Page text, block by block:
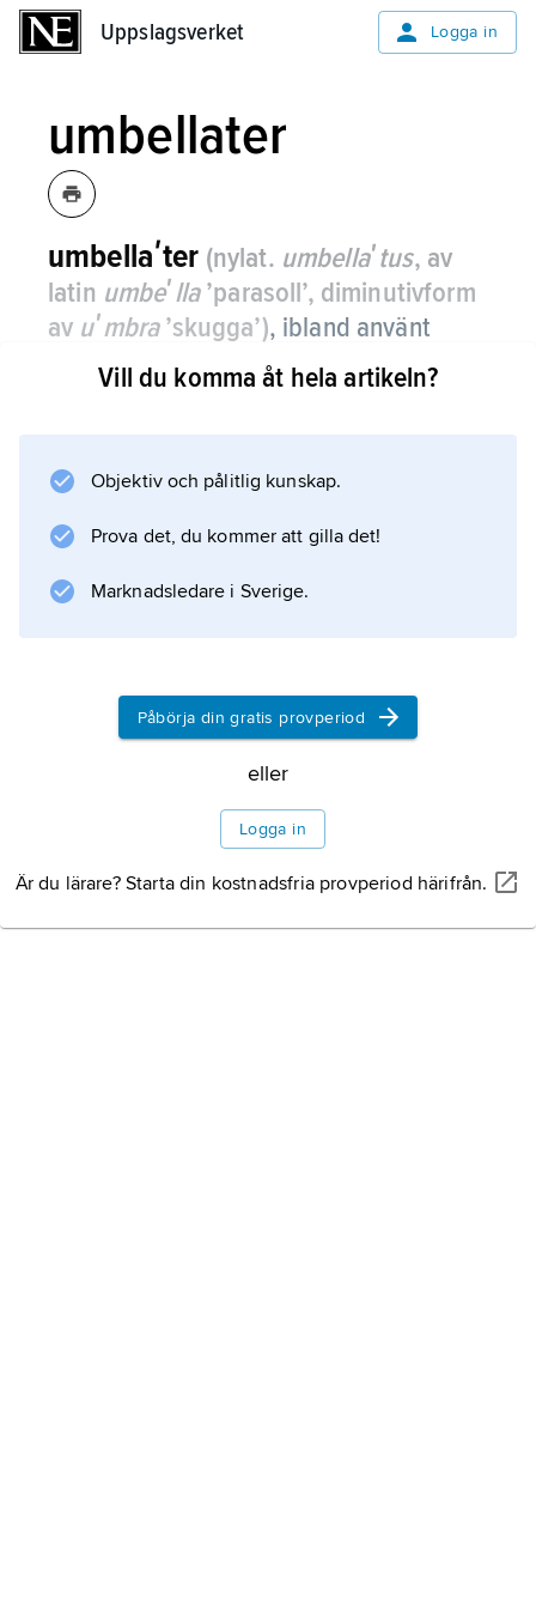
Uppslagsverket Logga in
umbellater
umbellaʹter (nylat. umbellaʹtus, av
latin umbeʹlla’parasoll’, diminutivform
av uʹmbra’skugga’), ibland använt
namn på familjen
flockblomstriga
växter.
Information om artikeln
Vill du komma åt hela artikeln?
Objektiv och pålitlig kunskap.
Prova det, du kommer att gilla det!
Marknadsledare i Sverige.
Påbörja din gratis provperiod
eller
Logga in
Är du lärare? Starta din kostnadsfria provperiod härifrån.